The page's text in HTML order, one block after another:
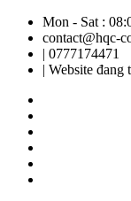
Mon - Sat :
contact@hqc-
| 0777174471
| Website